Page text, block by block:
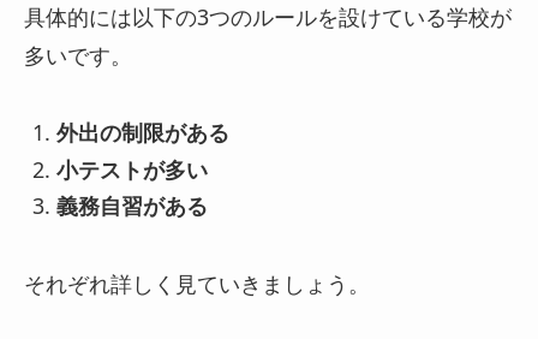
具体的には以下の3つのルールを設けている学校が
多いです。
外出の制限がある
小テストが多い
義務自習がある
それぞれ詳しく見ていきましょう。